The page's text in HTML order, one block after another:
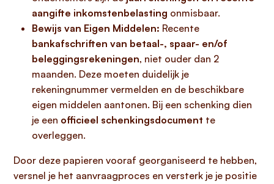
aangifte inkomstenbelasting onmisbaar.
Bewijs van Eigen Middelen: Recente
bankafschriften van betaal-, spaar- en/of
beleggingsrekeningen, niet ouder dan 2
maanden. Deze moeten duidelijk je
rekeningnummer vermelden en de beschikbare
eigen middelen aantonen. Bij een schenking dien
je een officieel schenkingsdocument te
overleggen.
Door deze papieren vooraf georganiseerd te hebben,
versnel je het aanvraagproces en versterk je je positie